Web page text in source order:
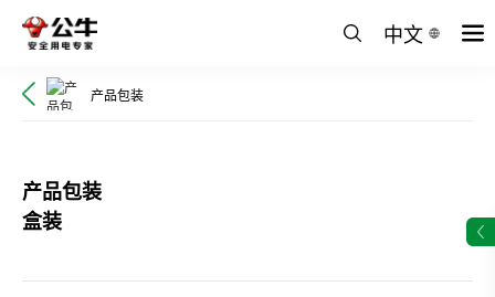
中文
产品包装
产品包装
盒装